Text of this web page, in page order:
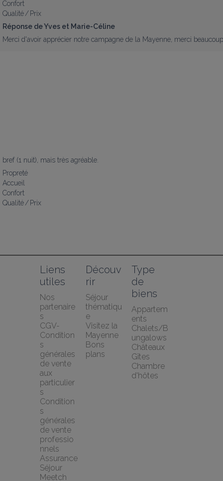
Confort
Qualité / Prix
Réponse de Yves et Marie-Céline
Merci d'avoir apprécier notre campagne de la Mayenne, merci
bref (1 nuit), mais très agréable.
Propreté
Accueil
Confort
Qualité / Prix
Liens
utiles
Nos
partenaire
s
CGV-
Condition
s
générales
de vente
aux
particulier
s
Condition
s
générales
de vente
professio
nnels
Assurance
Séjour
Meetch
Découv
rir
Séjour
thématiqu
e
Visitez la
Mayenne
Bons
plans
Type
de
biens
Appartem
ents
Chalets/B
ungalows
Châteaux
Gîtes
Chambre
d'hôtes